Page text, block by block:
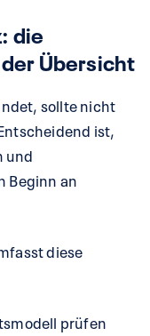
die
Übersicht
sollte nicht
ist,
und
Beginn an
diese
prüfen